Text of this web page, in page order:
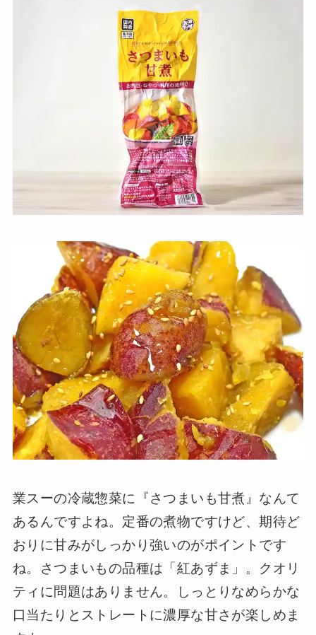
業スーの冷蔵惣菜に『さつまいも甘煮』なんて
あるんですよね。定番の煮物ですけど、期待ど
おりに甘みがしっかり強いのがポイントです
ね。さつまいもの品種は「紅あずま」。クオリ
ティに問題はありません。しっとりなめらかな
口当たりとストレートに濃厚な甘さが楽しめま